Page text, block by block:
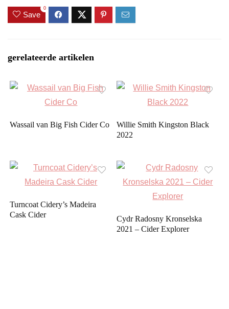
Save
0
gerelateerde artikelen
Wassail van Big Fish Cider Co
Willie Smith Kingston Black
2022
Turncoat Cidery’s Madeira
Cask Cider
Cydr Radosny Kronselska
2021 – Cider Explorer